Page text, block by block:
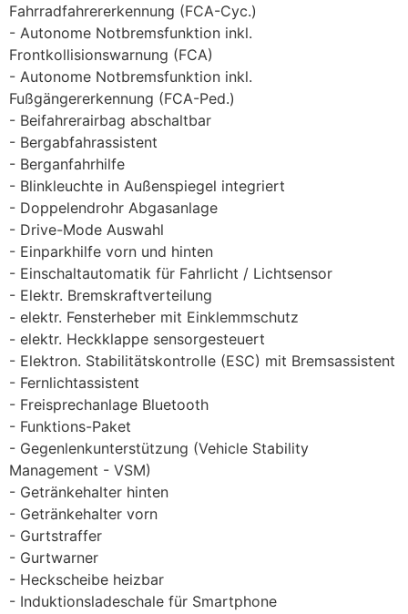
Fahrradfahrererkennung (FCA-Cyc.)
Autonome Notbremsfunktion inkl.
Frontkollisionswarnung (FCA)
Autonome Notbremsfunktion inkl.
Fußgängererkennung (FCA-Ped.)
Beifahrerairbag abschaltbar
Bergabfahrassistent
Berganfahrhilfe
Blinkleuchte in Außenspiegel integriert
Doppelendrohr Abgasanlage
Drive-Mode Auswahl
Einparkhilfe vorn und hinten
Einschaltautomatik für Fahrlicht / Lichtsensor
Elektr. Bremskraftverteilung
elektr. Fensterheber mit Einklemmschutz
elektr. Heckklappe sensorgesteuert
Elektron. Stabilitätskontrolle (ESC) mit Bremsassistent
Fernlichtassistent
Freisprechanlage Bluetooth
Funktions-Paket
Gegenlenkunterstützung (Vehicle Stability
Management - VSM)
Getränkehalter hinten
Getränkehalter vorn
Gurtstraffer
Gurtwarner
Heckscheibe heizbar
Induktionsladeschale für Smartphone